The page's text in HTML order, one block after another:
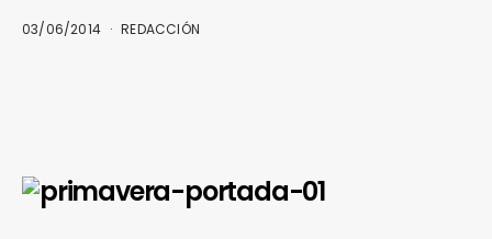
03/06/2014 REDACCIÓN